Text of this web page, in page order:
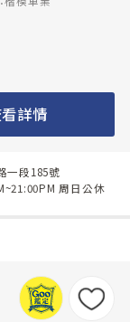
詳情
一段185號
周日公休